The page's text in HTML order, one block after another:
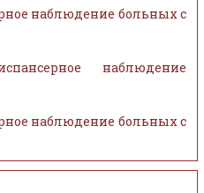
наблюдение больных с
наблюдение
наблюдение больных с